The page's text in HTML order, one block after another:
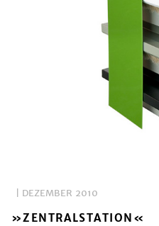
| DEZEMBER 2010
»ZENTRALSTATION«